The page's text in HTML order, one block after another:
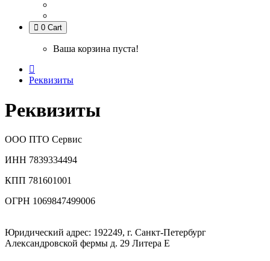
0 Cart
Ваша корзина пуста!
Реквизиты
Реквизиты
ООО ПТО Сервис
ИНН 7839334494
КПП 781601001
ОГРН 1069847499006
Юридический адрес: 192249, г. Санкт-Петербург
Александровской фермы д. 29 Литера Е